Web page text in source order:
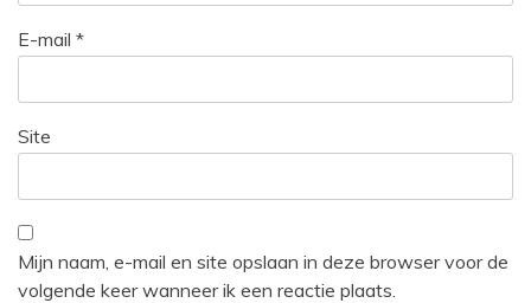
E-mail *
Site
Mijn naam, e-mail en site opslaan in deze browser voor de
volgende keer wanneer ik een reactie plaats.